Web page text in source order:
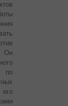
Он
по